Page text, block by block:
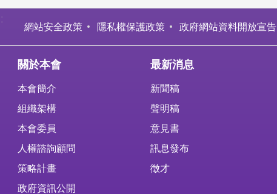
網站安全政策 隱私權保護政策 政府網站資料開放宣告
關於本會
本會簡介
組織架構
本會委員
人權諮詢顧問
策略計畫
政府資訊公開
最新消息
新聞稿
聲明稿
意見書
訊息發布
徵才